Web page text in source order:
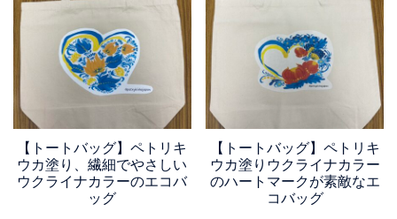
【トートバッグ】ペトリキ
ウカ塗り、繊細でやさしい
ウクライナカラーのエコバ
ッグ
【トートバッグ】ペトリキ
ウカ塗りウクライナカラー
のハートマークが素敵なエ
コバッグ